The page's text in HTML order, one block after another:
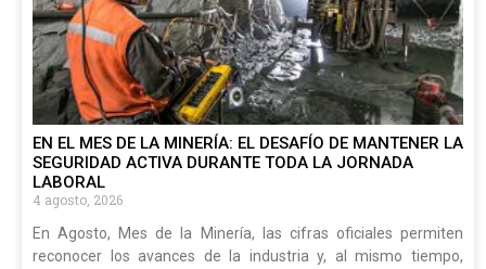
EN EL MES DE LA MINERÍA: EL DESAFÍO DE MANTENER LA
SEGURIDAD ACTIVA DURANTE TODA LA JORNADA
LABORAL
4 agosto, 2026
En Agosto, Mes de la Minería, las cifras oficiales permiten
reconocer los avances de la industria y, al mismo tiempo,